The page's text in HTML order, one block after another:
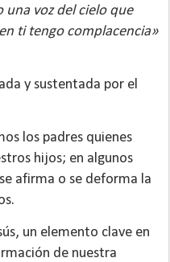
voz del cielo que
ti tengo complacencia»
y sustentada por el
los padres quienes
hijos; en algunos
afirma o se deforma la
un elemento clave en
de nuestra